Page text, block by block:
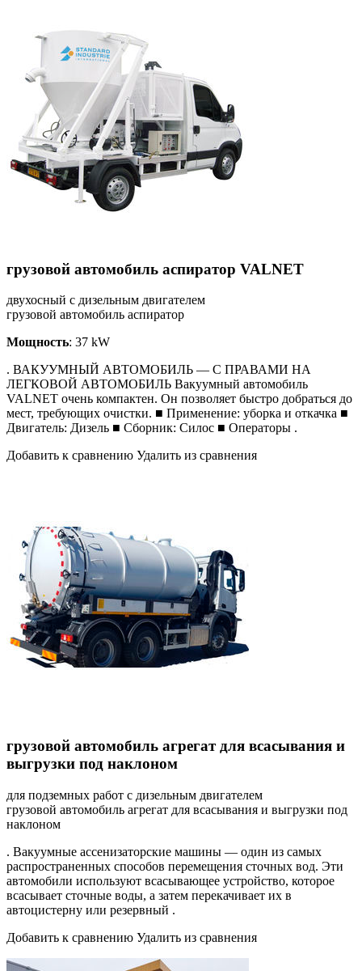
грузовой автомобиль аспиратор VALNET
двухосный с дизельным двигателем
грузовой автомобиль аспиратор
Мощность: 37 kW
. ВАКУУМНЫЙ АВТОМОБИЛЬ — С ПРАВАМИ НА
ЛЕГКОВОЙ АВТОМОБИЛЬ Вакуумный автомобиль
VALNET очень компактен. Он позволяет быстро добраться до
мест, требующих очистки. ■ Применение: уборка и откачка ■
Двигатель: Дизель ■ Сборник: Силос ■ Операторы .
Добавить к сравнению Удалить из сравнения
грузовой автомобиль агрегат для всасывания и
выгрузки под наклоном
для подземных работ с дизельным двигателем
грузовой автомобиль агрегат для всасывания и выгрузки под
наклоном
. Вакуумные ассенизаторские машины — один из самых
распространенных способов перемещения сточных вод. Эти
автомобили используют всасывающее устройство, которое
всасывает сточные воды, а затем перекачивает их в
автоцистерну или резервный .
Добавить к сравнению Удалить из сравнения